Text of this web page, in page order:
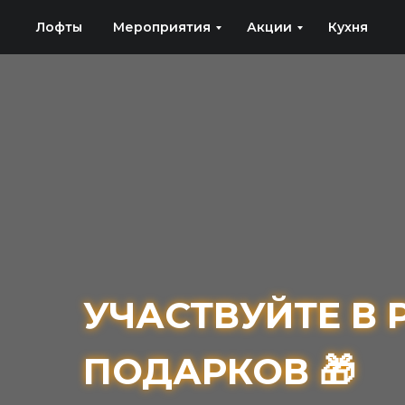
Лофты Мероприятия Акции Кухня
УЧАСТВУЙТЕ
ПОДАРКОВ 🎁
УЧАСТВУЙТЕ
ПОДАРКОВ 🎁